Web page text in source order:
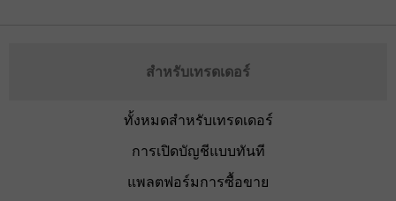
สำหรับเทรดเดอร์
ทั้งหมดสำหรับเทรดเดอร์
การเปิดบัญชีแบบทันที
แพลตฟอร์มการซื้อขาย